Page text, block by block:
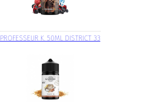
PROFESSEUR K. 50ML DISTRICT 33